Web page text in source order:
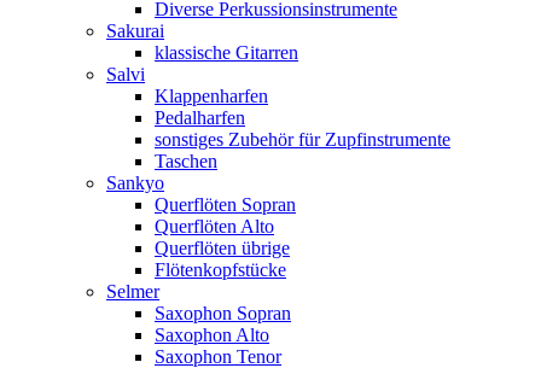
Diverse Perkussionsinstrumente
Sakurai
klassische Gitarren
Salvi
Klappenharfen
Pedalharfen
sonstiges Zubehör für Zupfinstrumente
Taschen
Sankyo
Querflöten Sopran
Querflöten Alto
Querflöten übrige
Flötenkopfstücke
Selmer
Saxophon Sopran
Saxophon Alto
Saxophon Tenor